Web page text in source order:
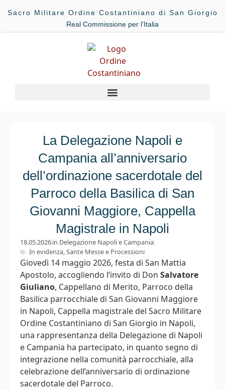
Sacro Militare Ordine Costantiniano di San Giorgio
Real Commissione per l’Italia
La Delegazione Napoli e
Campania all’anniversario
dell’ordinazione sacerdotale del
Parroco della Basilica di San
Giovanni Maggiore, Cappella
Magistrale in Napoli
18.05.2026in Delegazione Napoli e Campania
In evidenza,Sante Messe e Processioni
Giovedì 14 maggio 2026, festa di San Mattia
Apostolo, accogliendo l’invito di Don Salvatore
Giuliano, Cappellano di Merito, Parroco della
Basilica parrocchiale di San Giovanni Maggiore
in Napoli, Cappella magistrale del Sacro Militare
Ordine Costantiniano di San Giorgio in Napoli,
una rappresentanza della Delegazione di Napoli
e Campania ha partecipato, in quanto segno di
integrazione nella comunità parrocchiale, alla
celebrazione dell’anniversario di ordinazione
sacerdotale del Parroco.